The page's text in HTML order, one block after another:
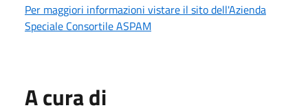
Per maggiori informazioni vistare il sito dell'Azienda
Speciale Consortile ASPAM
A cura di